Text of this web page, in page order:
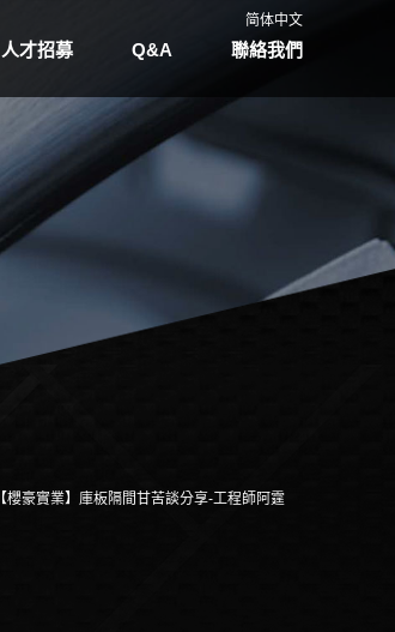
简体中文
人才招募 Q&A 聯絡我們
【櫻豪實業】庫板隔間甘苦談分享-工程師阿霆